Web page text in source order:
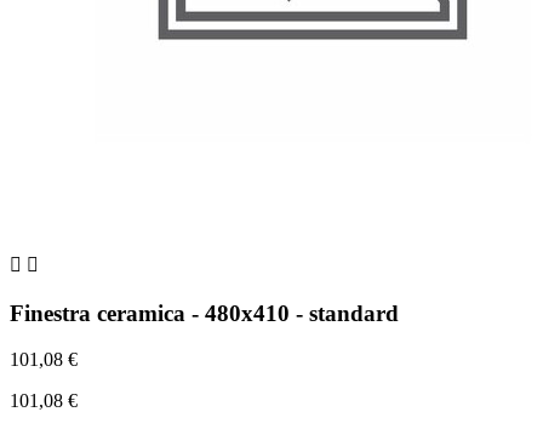
 
Finestra ceramica - 480x410 - standard
101,08 €
101,08 €